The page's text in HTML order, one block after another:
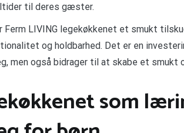
til deres gæster.
Ferm LIVING legekøkkenet et smukt
og holdbarhed. Det er en
men også bidrager til at skabe et
som